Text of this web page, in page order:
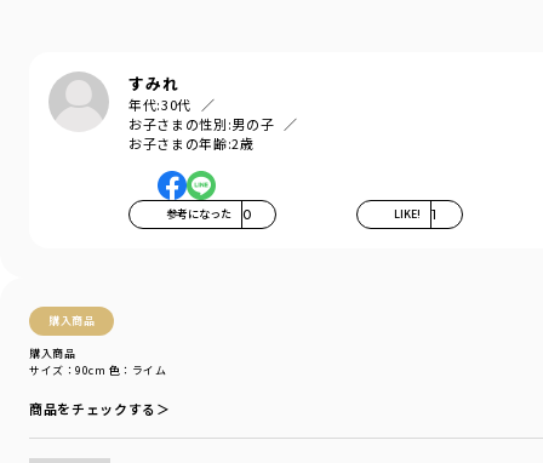
すみれ
年代:30代
お子さまの性別:男の子
お子さまの年齢:2歳
参考になった 0 LIKE! 1
購入商品
購入商品
サイズ：90cm 色：ライム
商品をチェックする＞
製品タイダイ染めという手法を使用。
独特の鮮やかな色合いが楽しめます。
タイダイ染めは色を染める前に布生地を折ったり
縛ったりすることで、あらゆる模様を生み出します。
手作業で染め上げることから、１点1点で
色の出方が違うのも特徴です。
ポケット：あり
着用イメージ/カラー：サックス
モデル：身長116cm 体重20kg
サイズ：サイズ120